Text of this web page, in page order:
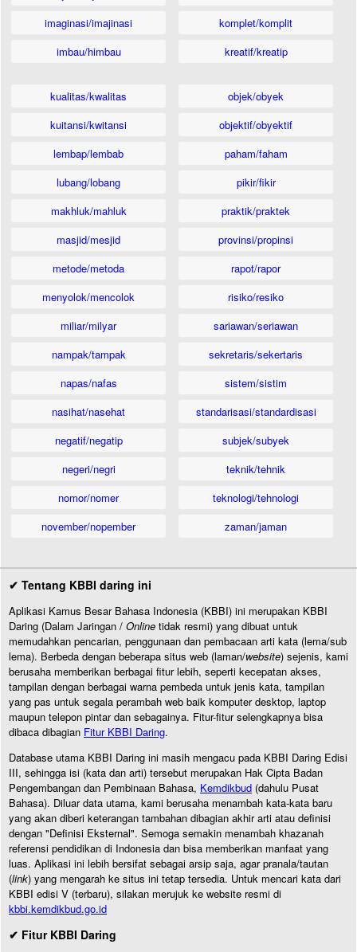
imaginasi/imajinasi
imbau/himbau
komplet/komplit
kreatif/kreatip
kualitas/kwalitas
kuitansi/kwitansi
lembap/lembab
lubang/lobang
makhluk/mahluk
masjid/mesjid
metode/metoda
menyolok/mencolok
miliar/milyar
nampak/tampak
napas/nafas
nasihat/nasehat
negatif/negatip
negeri/negri
nomor/nomer
november/nopember
objek/obyek
objektif/obyektif
paham/faham
pikir/fikir
praktik/praktek
provinsi/propinsi
rapot/rapor
risiko/resiko
sariawan/seriawan
sekretaris/sekertaris
sistem/sistim
standarisasi/standardisasi
subjek/subyek
teknik/tehnik
teknologi/tehnologi
zaman/jaman
✔ Tentang KBBI daring ini
Aplikasi Kamus Besar Bahasa Indonesia (KBBI) ini merupakan KBBI
Daring (Dalam Jaringan / Online tidak resmi) yang dibuat untuk
memudahkan pencarian, penggunaan dan pembacaan arti kata (lema/sub
lema). Berbeda dengan beberapa situs web (laman/website) sejenis, kami
berusaha memberikan berbagai fitur lebih, seperti kecepatan akses,
tampilan dengan berbagai warna pembeda untuk jenis kata, tampilan
yang pas untuk segala perambah web baik komputer desktop, laptop
maupun telepon pintar dan sebagainya. Fitur-fitur selengkapnya bisa
dibaca dibagian Fitur KBBI Daring.
Database utama KBBI Daring ini masih mengacu pada KBBI Daring Edisi
III, sehingga isi (kata dan arti) tersebut merupakan Hak Cipta Badan
Pengembangan dan Pembinaan Bahasa, Kemdikbud (dahulu Pusat
Bahasa). Diluar data utama, kami berusaha menambah kata-kata baru
yang akan diberi keterangan tambahan dibagian akhir arti atau definisi
dengan "Definisi Eksternal". Semoga semakin menambah khazanah
referensi pendidikan di Indonesia dan bisa memberikan manfaat yang
luas. Aplikasi ini lebih bersifat sebagai arsip saja, agar pranala/tautan
(link) yang mengarah ke situs ini tetap tersedia. Untuk mencari kata dari
KBBI edisi V (terbaru), silakan merujuk ke website resmi di
kbbi.kemdikbud.go.id
✔ Fitur KBBI Daring